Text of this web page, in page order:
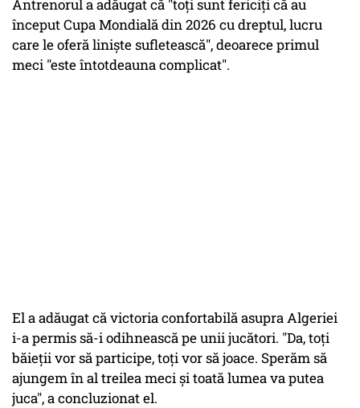
Antrenorul a adăugat că "toţi sunt fericiţi că au
început Cupa Mondială din 2026 cu dreptul, lucru
care le oferă linişte sufletească", deoarece primul
meci "este întotdeauna complicat".
El a adăugat că victoria confortabilă asupra Algeriei
i-a permis să-i odihnească pe unii jucători. "Da, toţi
băieţii vor să participe, toţi vor să joace. Sperăm să
ajungem în al treilea meci şi toată lumea va putea
juca", a concluzionat el.